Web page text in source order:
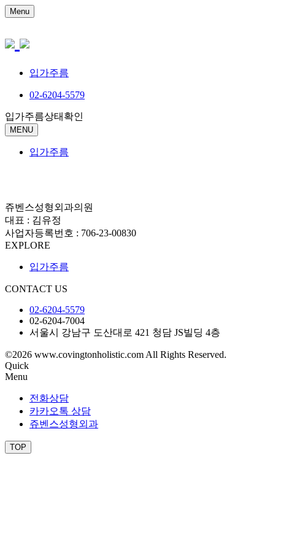
Menu
입가주름
02-6204-5579
입가주름상태확인
MENU
입가주름
쥬벤스성형외과의원
대표 : 김유정
사업자등록번호 : 706-23-00830
EXPLORE
입가주름
CONTACT US
02-6204-5579
02-6204-7004
서울시 강남구 도산대로 421 청담 JS빌딩 4층
©2026 www.covingtonholistic.com All Rights Reserved.
Quick
Menu
전화상담
카카오톡 상담
쥬벤스성형외과
TOP